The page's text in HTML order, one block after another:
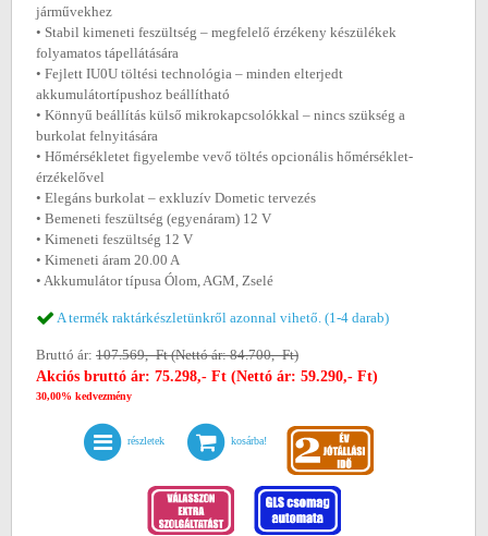
járművekhez
• Stabil kimeneti feszültség – megfelelő érzékeny készülékek
folyamatos tápellátására
• Fejlett IU0U töltési technológia – minden elterjedt
akkumulátortípushoz beállítható
• Könnyű beállítás külső mikrokapcsolókkal – nincs szükség a
burkolat felnyitására
• Hőmérsékletet figyelembe vevő töltés opcionális hőmérséklet-
érzékelővel
• Elegáns burkolat – exkluzív Dometic tervezés
• Bemeneti feszültség (egyenáram) 12 V
• Kimeneti feszültség 12 V
• Kimeneti áram 20.00 A
• Akkumulátor típusa Ólom, AGM, Zselé
A termék raktárkészletünkről azonnal vihető. (1-4 darab)
Bruttó ár: 107.569,- Ft (Nettó ár: 84.700,- Ft)
Akciós bruttó ár: 75.298,- Ft (Nettó ár: 59.290,- Ft)
30,00% kedvezmény
részletek kosárba!